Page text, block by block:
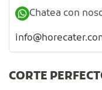
Chatea con
CORTE